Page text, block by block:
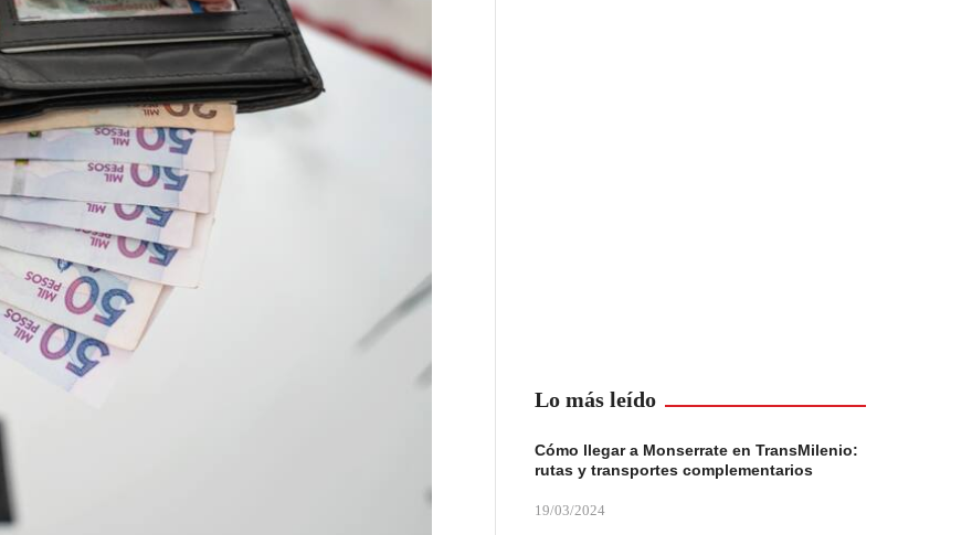
Lo más leído
Cómo llegar a Monserrate en TransMilenio:
rutas y transportes complementarios
19/03/2024